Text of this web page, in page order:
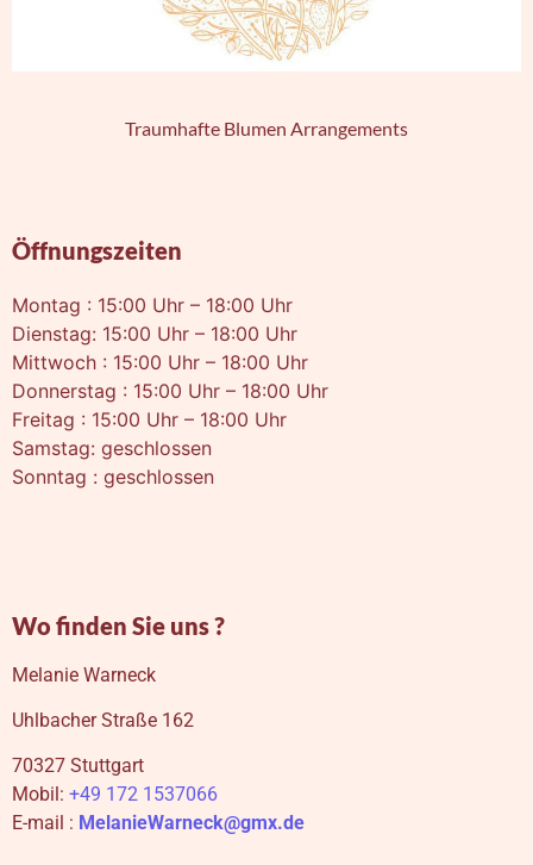
Traumhafte Blumen Arrangements
Öffnungszeiten
Montag : 15:00 Uhr – 18:00 Uhr
Dienstag: 15:00 Uhr – 18:00 Uhr
Mittwoch : 15:00 Uhr – 18:00 Uhr
Donnerstag : 15:00 Uhr – 18:00 Uhr
Freitag : 15:00 Uhr – 18:00 Uhr
Samstag: geschlossen
Sonntag : geschlossen
Wo finden Sie uns ?
Melanie Warneck
Uhlbacher Straße 162
70327 Stuttgart
Mobil: +49 172 1537066
E-mail : MelanieWarneck@gmx.de